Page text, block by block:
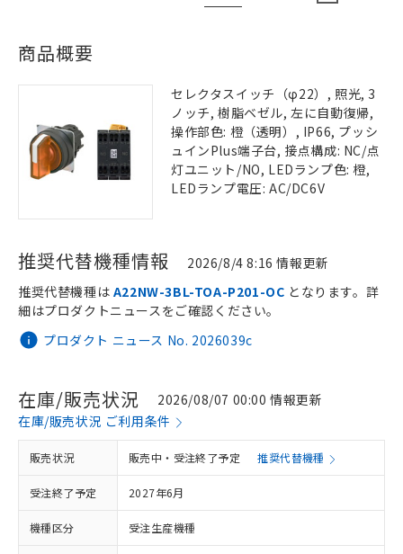
商品概要
セレクタスイッチ（φ22）, 照光, 3
ノッチ, 樹脂ベゼル, 左に自動復帰,
操作部色: 橙（透明）, IP66, プッシ
ュインPlus端子台, 接点構成: NC/点
灯ユニット/NO, LEDランプ色: 橙,
LEDランプ電圧: AC/DC6V
推奨代替機種情報 2026/8/4 8:16 情報更新
プロダクト ニュース No. 2026039c
推奨代替機種は A22NW-3BL-TOA-P201-OC となります。詳
細はプロダクトニュースをご確認ください。
在庫/販売状況
2026/08/07 00:00 情報更新
在庫/販売状況 ご利用条件
販売状況 販売中・受注終了予定 推奨代替機種
受注終了予定 2027年6月
機種区分 受注生産機種